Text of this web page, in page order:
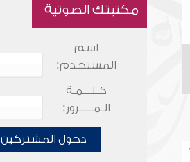
مكتبتك الصوتية
اسم
المستخدم:
كـلـــمـة
الـمـــــرور:
دخول المشتركين